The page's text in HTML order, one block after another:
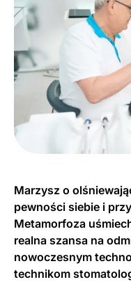
Marzysz o
pewności siebie i
Metamorfoza
realna szansa na
nowoczesnym
technikom